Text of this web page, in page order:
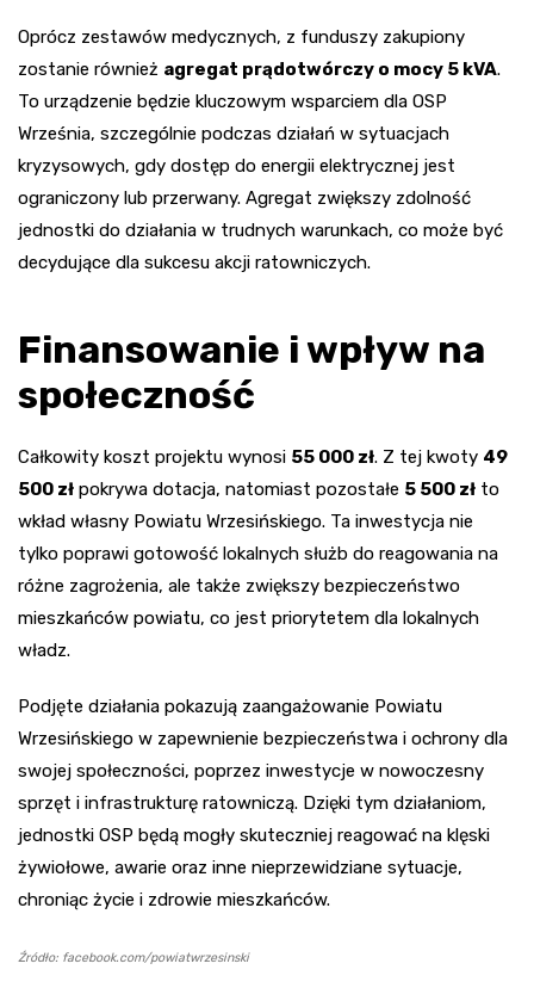
Oprócz zestawów medycznych, z funduszy zakupiony
zostanie również agregat prądotwórczy o mocy 5 kVA.
To urządzenie będzie kluczowym wsparciem dla OSP
Września, szczególnie podczas działań w sytuacjach
kryzysowych, gdy dostęp do energii elektrycznej jest
ograniczony lub przerwany. Agregat zwiększy zdolność
jednostki do działania w trudnych warunkach, co może być
decydujące dla sukcesu akcji ratowniczych.
Finansowanie i wpływ na
społeczność
Całkowity koszt projektu wynosi 55 000 zł. Z tej kwoty 49
500 zł pokrywa dotacja, natomiast pozostałe 5 500 zł to
wkład własny Powiatu Wrzesińskiego. Ta inwestycja nie
tylko poprawi gotowość lokalnych służb do reagowania na
różne zagrożenia, ale także zwiększy bezpieczeństwo
mieszkańców powiatu, co jest priorytetem dla lokalnych
władz.
Podjęte działania pokazują zaangażowanie Powiatu
Wrzesińskiego w zapewnienie bezpieczeństwa i ochrony dla
swojej społeczności, poprzez inwestycje w nowoczesny
sprzęt i infrastrukturę ratowniczą. Dzięki tym działaniom,
jednostki OSP będą mogły skuteczniej reagować na klęski
żywiołowe, awarie oraz inne nieprzewidziane sytuacje,
chroniąc życie i zdrowie mieszkańców.
Źródło: facebook.com/powiatwrzesinski